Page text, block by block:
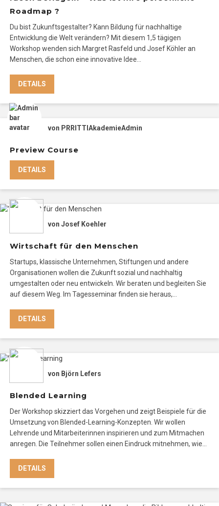
Roadmap ?
Du bist Zukunftsgestalter? Kann Bildung für nachhaltige
Entwicklung die Welt verändern? Mit diesem 1,5 tägigen
Workshop wenden sich Margret Rasfeld und Josef Köhler an
Menschen, die schon eine innovative Idee…
DETAILS
von PRRITTIAkademieAdmin
Preview Course
DETAILS
von Josef Koehler
Wirtschaft für den Menschen
Startups, klassische Unternehmen, Stiftungen und andere
Organisationen wollen die Zukunft sozial und nachhaltig
umgestalten oder neu entwickeln. Wir beraten und begleiten Sie
auf diesem Weg. Im Tagesseminar finden sie heraus,…
DETAILS
von Björn Lefers
Blended Learning
Der Workshop skizziert das Vorgehen und zeigt Beispiele für die
Umsetzung von Blended-Learning-Konzepten. Wir wollen
Lehrende und Mitarbeiterinnen inspirieren und zum Mitmachen
anregen. Die Teilnehmer sollen einen Eindruck mitnehmen, wie…
DETAILS